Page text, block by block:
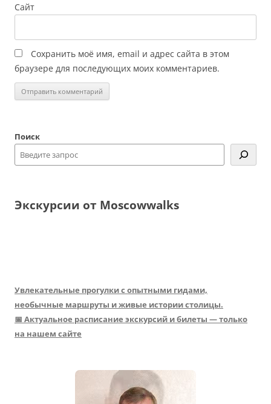
Сайт
Сохранить моё имя, email и адрес сайта в этом
браузере для последующих моих комментариев.
Поиск
Экскурсии от Moscowwalks
Увлекательные прогулки с опытными гидами,
необычные маршруты и живые истории столицы.
📅 Актуальное расписание экскурсий и билеты — только
на нашем сайте